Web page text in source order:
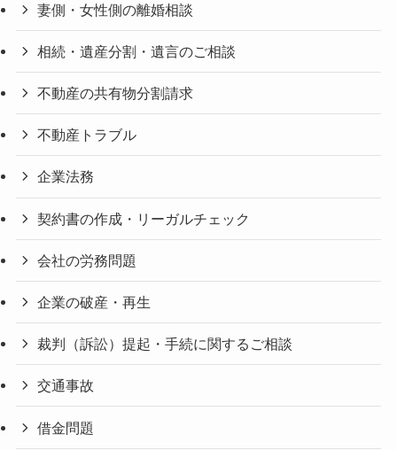
妻側・女性側の離婚相談
相続・遺産分割・遺言のご相談
不動産の共有物分割請求
不動産トラブル
企業法務
契約書の作成・リーガルチェック
会社の労務問題
企業の破産・再生
裁判（訴訟）提起・手続に関するご相談
交通事故
借金問題